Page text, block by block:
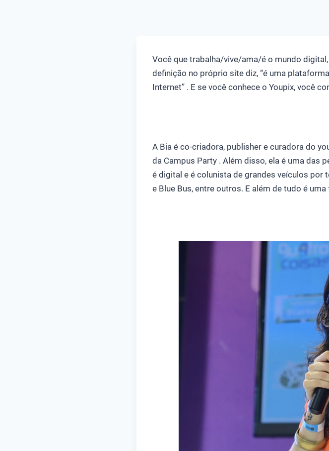
Você que trabalha/vive/ama/é o mundo
definição no próprio site diz, “é uma
Internet” . E se você conhece o Youpix, você
A Bia é co-criadora, publisher e curadora do
da Campus Party . Além disso, ela é uma das
é digital e é colunista de grandes veículos por
e Blue Bus, entre outros. E além de tudo é uma